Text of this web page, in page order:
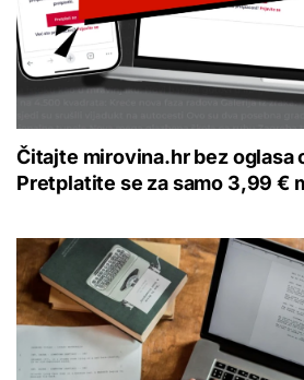
Čitajte mirovina.hr bez oglasa
Pretplatite se za samo 3,99 €